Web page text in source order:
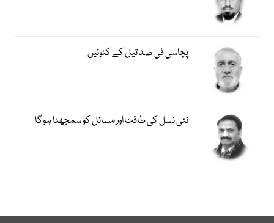
پچاسی فی صد تیل کے کنوئیں
نئی نسل کی طاقت اور مسائل کو سمجھنا ہوگا